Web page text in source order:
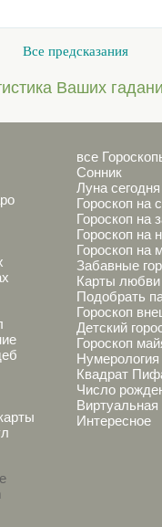
Все предсказания
Ваших
все
Сонник
Луна сегодня
Гороскоп на
Гороскоп на
Гороскоп на
Гороскоп на
Забавные
Карты любви
Подобрать
Гороскоп
Детский
Гороскоп
Нумерология
Квадрат
Число
Интересное